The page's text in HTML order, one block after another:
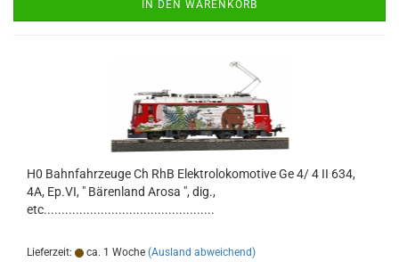
IN DEN WARENKORB
H0 Bahnfahrzeuge Ch RhB Elektrolokomotive Ge 4/ 4 II 634,
4A, Ep.VI, " Bärenland Arosa ", dig.,
etc................................................
Lieferzeit: ca. 1 Woche (Ausland abweichend)